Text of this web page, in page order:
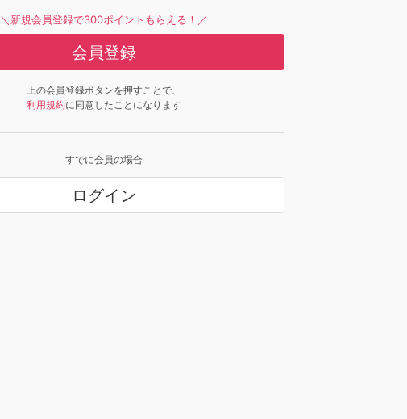
＼新規会員登録で300ポイントもらえる！／
会員登録
上の会員登録ボタンを押すことで、
利用規約に同意したことになります
すでに会員の場合
ログイン